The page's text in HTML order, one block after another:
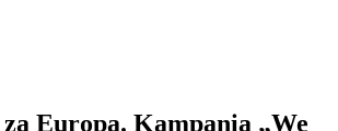
Europą. Kampania „We